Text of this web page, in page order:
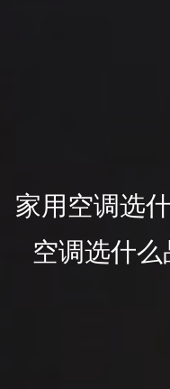
家用空调选
空调选什